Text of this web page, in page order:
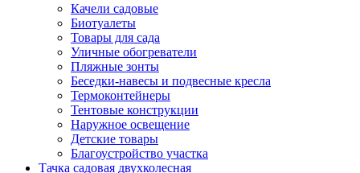
Качели садовые
Биотуалеты
Товары для сада
Уличные обогреватели
Пляжные зонты
Беседки-навесы и подвесные кресла
Термоконтейнеры
Тентовые конструкции
Наружное освещение
Детские товары
Благоустройство участка
Тачка садовая двухколесная